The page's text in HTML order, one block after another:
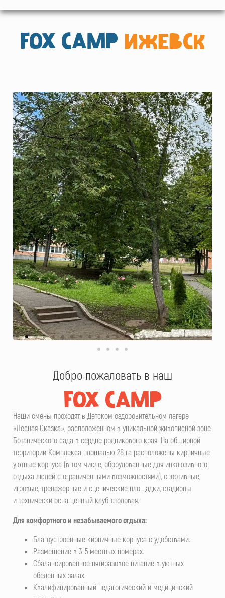
FOX CAMP ИЖЕВСК
Добро пожаловать в наш
FOX CAMP
Наши смены проходят в Детском оздоровительном лагере
«Лесная Сказка», расположенном в уникальной живописной зоне
Ботанического сада в сердце родникового края. На обширной
территории Комплекса площадью 28 га расположены кирпичные
уютные корпуса (в том числе, оборудованные для инклюзивного
отдыха людей с ограниченными возможностями), спортивные,
игровые, тренажерные и сценические площадки, стадионы
и технически оснащенный клуб-столовая.
Для комфортного и незабываемого отдыха:
Благоустроенные кирпичные корпуса с удобствами.
Размещение в 3-5 местных номерах.
Сбалансированное пятиразовое питание в уютных
обеденных залах.
Квалифицированный педагогический и медицинский